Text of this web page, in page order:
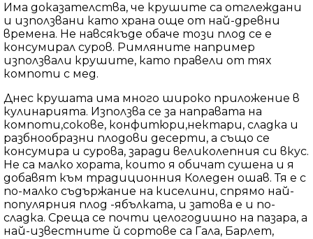
Има доказателства, че крушите са отглеждани
и използвани като храна още от най-древни
времена. Не навсякъде обаче този плод се е
консумирал суров. Римляните например
използвали крушите, като правели от тях
компоти с мед.
Днес крушата има много широко приложение в
кулинарията. Използва се за направата на
компоти,сокове, конфитюри,нектари, сладка и
разбнообразни плодови десерти, а също се
консумира и сурова, заради великолепния си вкус.
Не са малко хората, които я обичат сушена и я
добавят към традиционния Коледен ошав. Тя е с
по-малко съдържание на киселини, спрямо най-
популярния плод -ябълката, и затова е и по-
сладка. Среща се почти целогодишно на пазара, а
най-известните й сортове са Гала, Барлет,